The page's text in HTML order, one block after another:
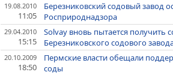
19.08.2010
11:05
Березниковский содовый завод
Росприроднадзора
29.04.2010
15:15
Solvay вновь пытается получить
Березниковского содового
20.10.2009
18:50
Пермские власти обещали
соды